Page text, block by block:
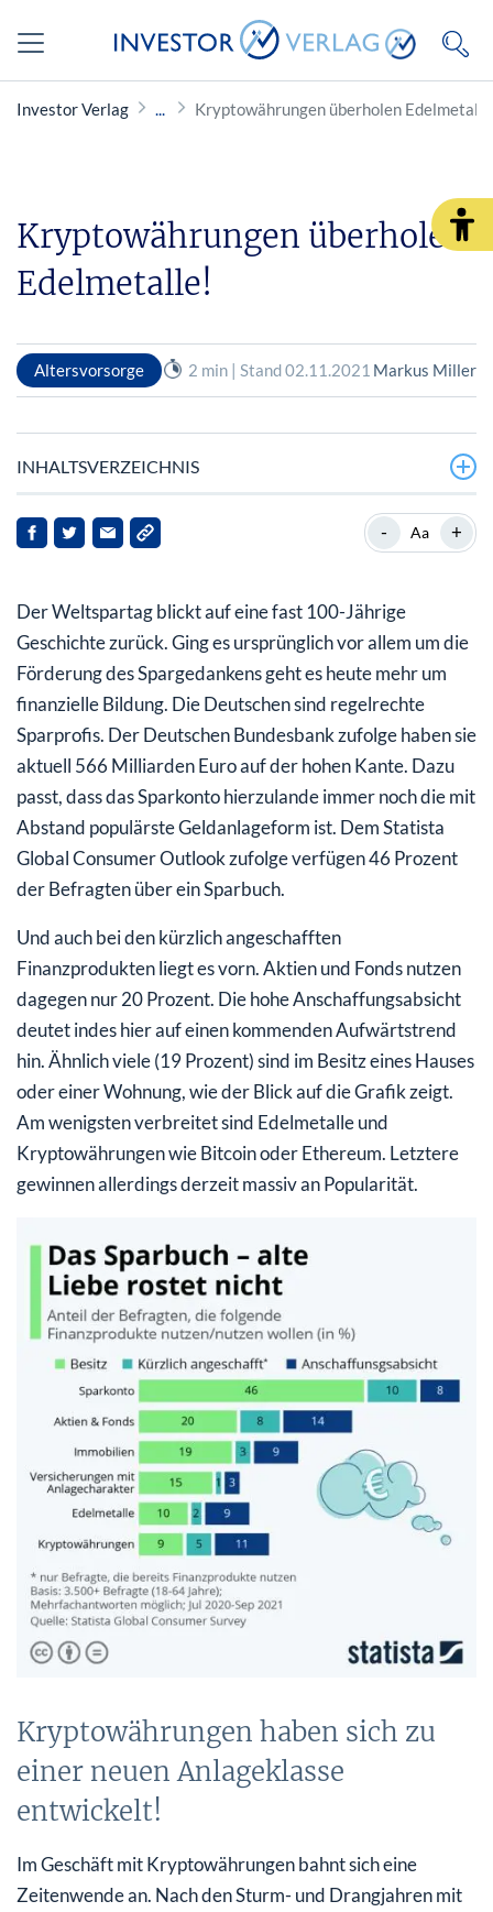
Investor Verlag Kryptowährungen überholen
Kryptowährungen überholen
Edelmetalle!
Altersvorsorge 2 min | Stand 02.11.2021 Markus Miller
INHALTSVERZEICHNIS
Kryptowährungen haben sich zu einer neuen
Anlageklasse entwickelt!
Tokenisierung!
- Aa +
Der Weltspartag blickt auf eine fast 100-Jährige
Geschichte zurück. Ging es ursprünglich vor allem um die
Förderung des Spargedankens geht es heute mehr um
finanzielle Bildung. Die Deutschen sind regelrechte
Sparprofis. Der Deutschen Bundesbank zufolge haben sie
aktuell 566 Milliarden Euro auf der hohen Kante. Dazu
passt, dass das Sparkonto hierzulande immer noch die mit
Abstand populärste Geldanlageform ist. Dem Statista
Global Consumer Outlook zufolge verfügen 46 Prozent
der Befragten über ein Sparbuch.
Und auch bei den kürzlich angeschafften
Finanzprodukten liegt es vorn. Aktien und Fonds nutzen
dagegen nur 20 Prozent. Die hohe Anschaffungsabsicht
deutet indes hier auf einen kommenden Aufwärtstrend
hin. Ähnlich viele (19 Prozent) sind im Besitz eines Hauses
oder einer Wohnung, wie der Blick auf die Grafik zeigt.
Am wenigsten verbreitet sind Edelmetalle und
Kryptowährungen wie Bitcoin oder Ethereum. Letztere
gewinnen allerdings derzeit massiv an Popularität.
Kryptowährungen haben sich zu
einer neuen Anlageklasse
entwickelt!
Im Geschäft mit Kryptowährungen bahnt sich eine
Zeitenwende an. Nach den Sturm- und Drangjahren mit